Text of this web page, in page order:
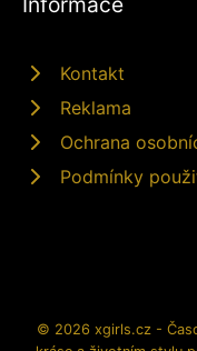
Kontakt
Reklama
Ochrana
Podmínky
© 2026 xgirls.cz -